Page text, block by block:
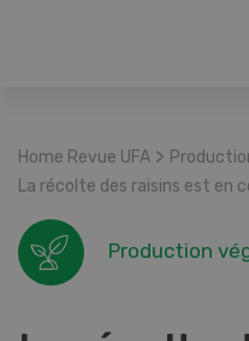
Home Revue UFA >
La récolte des raisins est en
Production